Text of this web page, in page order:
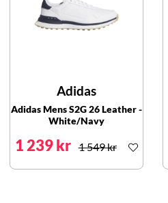
Adidas
Adidas Mens S2G 26 Leather -
White/Navy
1 239 kr 1 549 kr